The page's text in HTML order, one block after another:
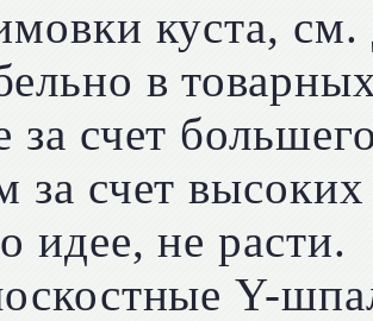
куста,
в
за счет
за счет
идее, не расти.
Y-